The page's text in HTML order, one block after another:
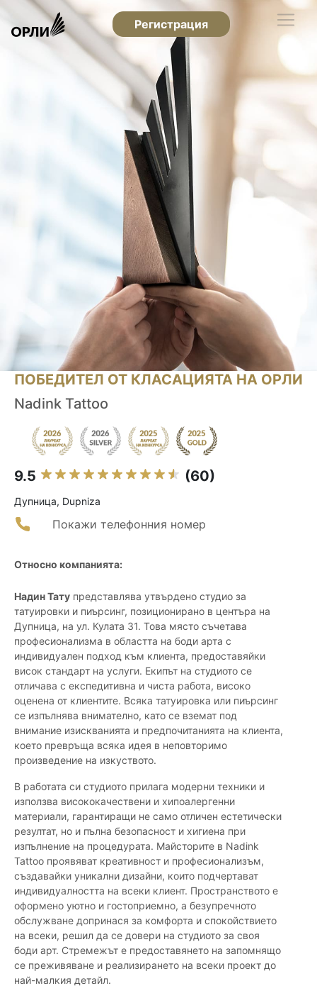
Регистрация
ПОБЕДИТЕЛ ОТ КЛАСАЦИЯТА НА ОРЛИ
Nadink Tattoo
9.5 (60)
Дупница, Dupniza
Покажи телефонния номер
Относно компанията:
Надин Тату представлява утвърдено студио за
татуировки и пиърсинг, позиционирано в центъра на
Дупница, на ул. Кулата 31. Това място съчетава
професионализма в областта на боди арта с
индивидуален подход към клиента, предоставяйки
висок стандарт на услуги. Екипът на студиото се
отличава с експедитивна и чиста работа, високо
оценена от клиентите. Всяка татуировка или пиърсинг
се изпълнява внимателно, като се вземат под
внимание изискванията и предпочитанията на клиента,
което превръща всяка идея в неповторимо
произведение на изкуството.
В работата си студиото прилага модерни техники и
използва висококачествени и хипоалергенни
материали, гарантиращи не само отличен естетически
резултат, но и пълна безопасност и хигиена при
изпълнение на процедурата. Майсторите в Nadink
Tattoo проявяват креативност и професионализъм,
създавайки уникални дизайни, които подчертават
индивидуалността на всеки клиент. Пространството е
оформено уютно и гостоприемно, а безупречното
обслужване допринася за комфорта и спокойствието
на всеки, решил да се довери на студиото за своя
боди арт. Стремежът е предоставянето на запомнящо
се преживяване и реализирането на всеки проект до
най-малкия детайл.